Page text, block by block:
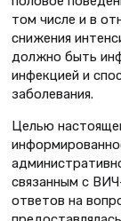
том числе и в
снижения
должно быть
инфекцией и
заболевания.
Целью
связанным с
ответов на